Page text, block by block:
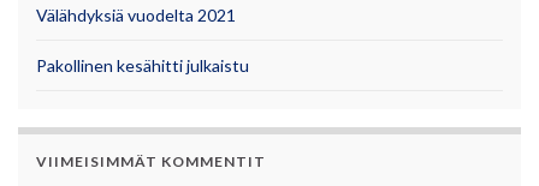
Välähdyksiä vuodelta 2021
Pakollinen kesähitti julkaistu
VIIMEISIMMÄT KOMMENTIT